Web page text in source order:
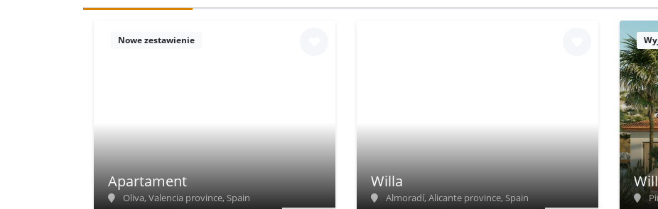
Nowe zestawienie
Apartament
Oliva, Valencia province, Spain
Willa
Almoradí, Alicante province, Spain